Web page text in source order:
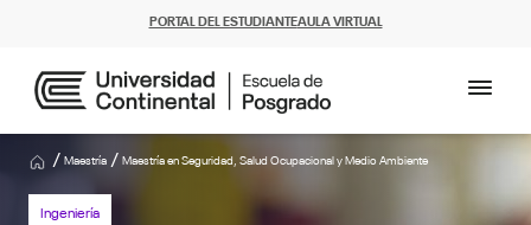
PORTAL DEL ESTUDIANTEAULA VIRTUAL
/ Maestría / Maestría en Seguridad, Salud Ocupacional y Medio Ambiente
Ingeniería